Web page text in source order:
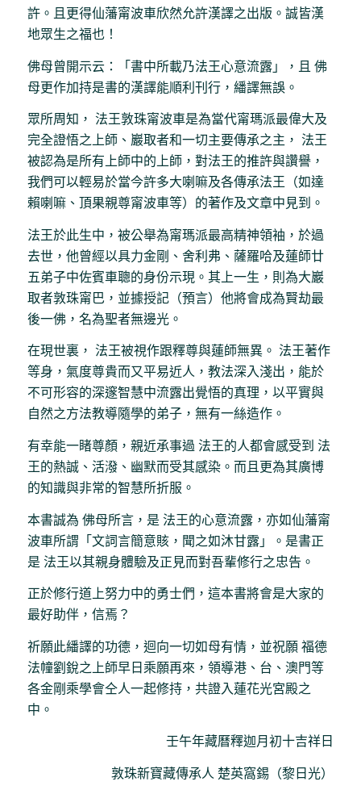
許。且更得仙藩甯波車欣然允許漢譯之出版。誠皆漢
地眾生之福也！
佛母曾開示云：「書中所載乃法王心意流露」，且 佛
母更作加持是書的漢譯能順利刊行，繙譯無誤。
眾所周知， 法王敦珠甯波車是為當代甯瑪派最偉大及
完全證悟之上師、巖取者和一切主要傳承之主， 法王
被認為是所有上師中的上師，對法王的推許與讚譽，
我們可以輕易於當今許多大喇嘛及各傳承法王（如達
賴喇嘛、頂果親尊甯波車等）的著作及文章中見到。
法王於此生中，被公舉為甯瑪派最高精神領袖，於過
去世，他曾經以具力金剛、舍利弗、薩羅哈及蓮師廿
五弟子中佐賓車聰的身份示現。其上一生，則為大巖
取者敦珠甯巴，並據授記（預言）他將會成為賢劫最
後一佛，名為聖者無邊光。
在現世裏， 法王被視作跟釋尊與蓮師無異。 法王著作
等身，氣度尊貴而又平易近人，教法深入淺出，能於
不可形容的深邃智慧中流露出覺悟的真理，以平實與
自然之方法教導隨學的弟子，無有一絲造作。
有幸能一睹尊顏，親近承事過 法王的人都會感受到 法
王的熱誠、活潑、幽默而受其感染。而且更為其廣博
的知識與非常的智慧所折服。
本書誠為 佛母所言，是 法王的心意流露，亦如仙藩甯
波車所謂「文詞言簡意賅，聞之如沐甘露」。是書正
是 法王以其親身體驗及正見而對吾輩修行之忠告。
正於修行道上努力中的勇士們，這本書將會是大家的
最好助伴，信焉？
祈願此繙譯的功德，迴向一切如母有情，並祝願 福德
法幢劉銳之上師早日乘願再來，領導港、台、澳門等
各金剛乘學會仝人一起修持，共證入蓮花光宮殿之
中。
壬午年藏曆釋迦月初十吉祥日
敦珠新寶藏傳承人 楚英窩錫（黎日光）